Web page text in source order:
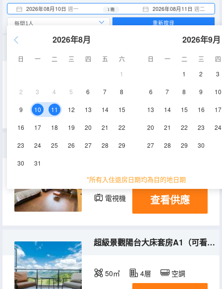
2026年08月10日 週一 2026年08月11日 週二
1 晚
2026年8月
日 一 二 三 四 五
六
1
2 3 4 5 6 7 8
9 10 11 12 13 14 15
16 17 18 19 20 21 22
23 24 25 26 27 28 29
30 31
2026年9月
日 一 二 三
四
1
2 3
6 7 8 9 10
13 14 15 16 17
20 21 22 23 24
27 28 29 30
*所有入住退房日期均為目的地日期
重新搜尋
空調
山景親子房
32㎡ 2-3層 空調
電視機 查看供應
超級景觀陽台大床套房A1（可看雲海日出）
50㎡ 4層 空調